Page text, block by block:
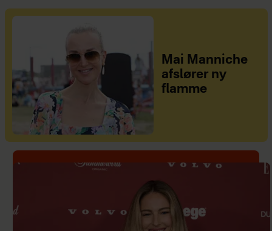
Mai Manniche
afslører ny
flamme